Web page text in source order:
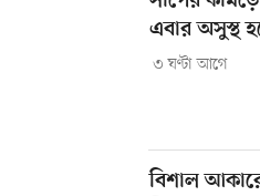
এবার অসুস্থ
৩ ঘণ্টা আগে
বিশাল